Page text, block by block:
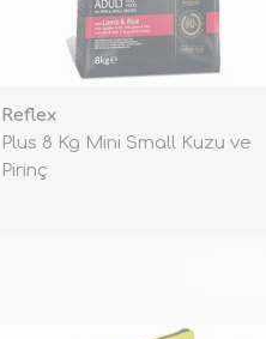
Reflex
Plus 8 Kg Mini Small Kuzu ve
Pirinç